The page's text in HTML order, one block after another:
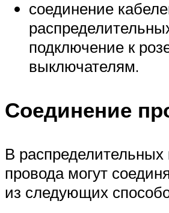
соединение
подключение к
выключателям.
Соединение
В распределительных
провода могут
из следующих